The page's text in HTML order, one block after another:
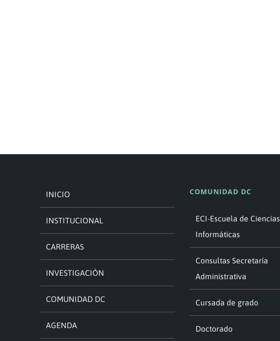
INICIO
INSTITUCIONAL
CARRERAS
INVESTIGACIÓN
COMUNIDAD DC
AGENDA
COMUNIDAD DC
ECI-Escuela de Ciencias
Informáticas
Consultas Secretaría
Administrativa
Cursada de grado
Doctorado